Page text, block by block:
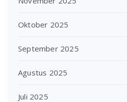
Oktober 2025
September 2025
Agustus 2025
Juli 2025